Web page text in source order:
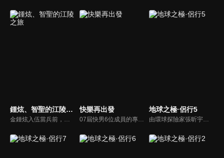
鍾炫、智聖的江陵之旅
金鍾炫入伍當兵前，身為好友的尹智聖帶他到最為熟悉的江原道-江陵，向鍾炫介紹江陵的美好一切，趁這時間好好的享受江陵的美好景、好吃的食物，以排解入伍前的情緒。
快樂再出發
07屆快男6位成員的專屬團綜《快樂再出發》，來到浙江象山，他們參加的是廣大網友群策群力發起的「荒島求生」任務！「不含早」的酒店早晨，沒有錢包的6人旅程，雨天出行的會發生什麼故事？當行程資金已負，為了能繼續完成行程，6位哥哥們的又經歷了怎樣的劇組群演打工記？準備好了嗎？我們要出發嘍～
地球之極·侶行5
由環球探險家張昕宇、梁紅「侶行夫婦」攜手，前往最高、最寒冷、最炎熱、最神秘等「地球之極」，走遍地球極致之地，見證人類偉大生存。這一段極地之旅，用真實的鏡頭語言，去記錄和講述了極端環境下人類的生存故事，有的是故土難離，有的不停挑戰著生存極限，無一不閃爍著充滿智慧的生活之光。